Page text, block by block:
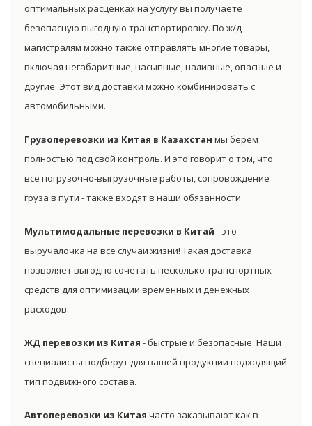
оптимальных расценках на услугу вы получаете
безопасную выгодную транспортировку. По ж/д
магистралям можно также отправлять многие товары,
включая негабаритные, насыпные, наливные, опасные и
другие. Этот вид доставки можно комбинировать с
автомобильными.
Грузоперевозки из Китая в Казахстан мы берем
полностью под свой контроль. И это говорит о том, что
все погрузочно-выгрузочные работы, сопровождение
груза в пути - также входят в наши обязанности.
Мультимодальные перевозки в Китай - это
выручалочка на все случаи жизни! Такая доставка
позволяет выгодно сочетать несколько транспортных
средств для оптимизации временных и денежных
расходов.
ЖД перевозки из Китая - быстрые и безопасные. Наши
специалисты подберут для вашей продукции подходящий
тип подвижного состава.
Автоперевозки из Китая часто заказывают как в